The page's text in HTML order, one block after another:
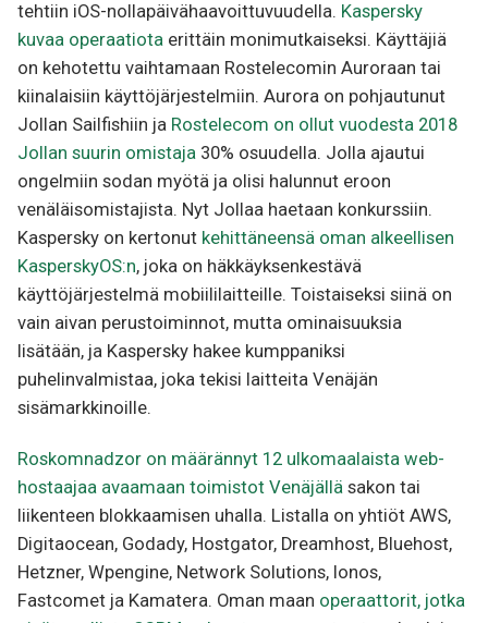
tehtiin iOS-nollapäivähaavoittuvuudella. Kaspersky
kuvaa operaatiota erittäin monimutkaiseksi. Käyttäjiä
on kehotettu vaihtamaan Rostelecomin Auroraan tai
kiinalaisiin käyttöjärjestelmiin. Aurora on pohjautunut
Jollan Sailfishiin ja Rostelecom on ollut vuodesta 2018
Jollan suurin omistaja 30% osuudella. Jolla ajautui
ongelmiin sodan myötä ja olisi halunnut eroon
venäläisomistajista. Nyt Jollaa haetaan konkurssiin.
Kaspersky on kertonut kehittäneensä oman alkeellisen
KasperskyOS:n, joka on häkkäyksenkestävä
käyttöjärjestelmä mobiililaitteille. Toistaiseksi siinä on
vain aivan perustoiminnot, mutta ominaisuuksia
lisätään, ja Kaspersky hakee kumppaniksi
puhelinvalmistaa, joka tekisi laitteita Venäjän
sisämarkkinoille.
Roskomnadzor on määrännyt 12 ulkomaalaista web-
hostaajaa avaamaan toimistot Venäjällä sakon tai
liikenteen blokkaamisen uhalla. Listalla on yhtiöt AWS,
Digitaocean, Godady, Hostgator, Dreamhost, Bluehost,
Hetzner, Wpengine, Network Solutions, Ionos,
Fastcomet ja Kamatera. Oman maan operaattorit, jotka